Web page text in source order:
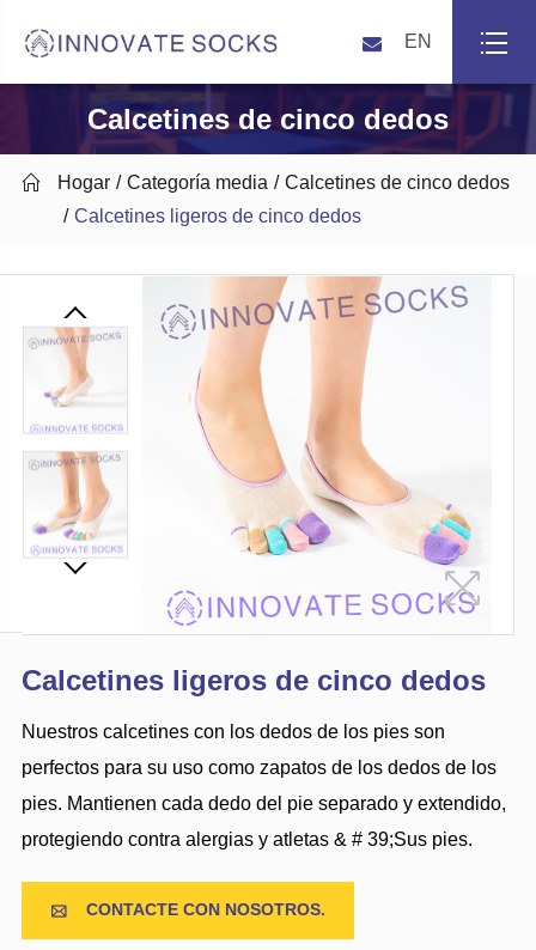
EN
Calcetines de cinco dedos
 Hogar Categoría media
Calcetines de cinco dedos
Calcetines ligeros de cinco dedos
Calcetines ligeros de cinco dedos
Nuestros calcetines con los dedos de los pies son
perfectos para su uso como zapatos de los dedos de los
pies. Mantienen cada dedo del pie separado y extendido,
protegiendo contra alergias y atletas & # 39;Sus pies.
 CONTACTE CON NOSOTROS.